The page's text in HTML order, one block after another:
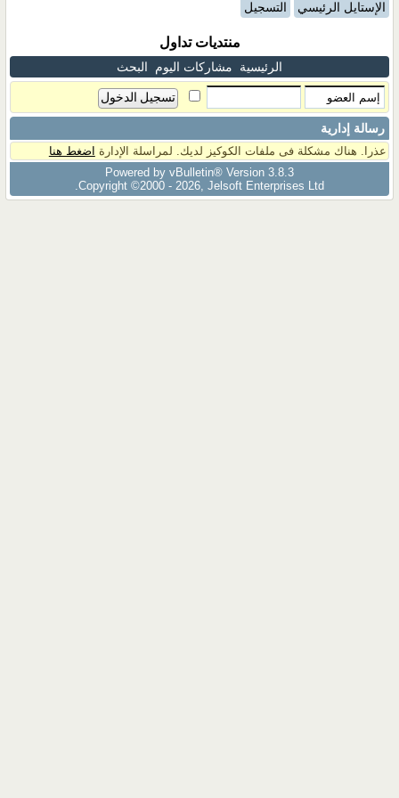
الإستايل الرئيسي التسجيل
منتديات تداول
الرئيسية مشاركات اليوم البحث
رسالة إدارية
عذرا. هناك مشكلة فى ملفات الكوكيز لديك. لمراسلة الإدارة اضغط هنا
Powered by vBulletin® Version 3.8.3
Copyright ©2000 - 2026, Jelsoft Enterprises Ltd.